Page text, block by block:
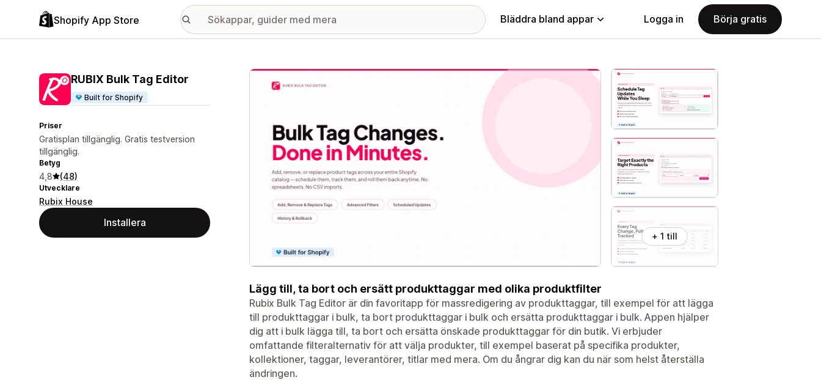
Shopify App Store Bläddra bland appar Logga in Börja gratis
RUBIX Bulk Tag Editor
Built for Shopify
Priser
Gratisplan tillgänglig. Gratis testversion
tillgänglig.
Betyg
4,8 (48)
Utvecklare
Rubix House
Installera
Galleri med utvalda bilder
+ 1 till
Lägg till, ta bort och ersätt produkttaggar med olika produktfilter
Rubix Bulk Tag Editor är din favoritapp för massredigering av produkttaggar, till exempel för att lägga
till produkttaggar i bulk, ta bort produkttaggar i bulk och ersätta produkttaggar i bulk. Appen hjälper
dig att i bulk lägga till, ta bort och ersätta önskade produkttaggar för din butik. Vi erbjuder
omfattande filteralternativ för att välja produkter, till exempel baserat på specifika produkter,
kollektioner, taggar, leverantörer, titlar med mera. Om du ångrar dig kan du när som helst återställa
ändringen.